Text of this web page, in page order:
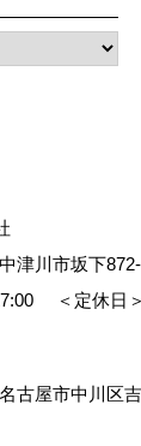
津川市坂下
＜定休日
古屋市中川区